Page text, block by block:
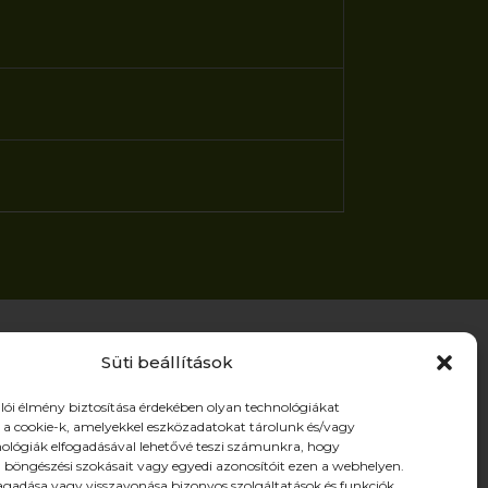
Süti beállítások
élmény biztosítása érdekében olyan technológiákat
cookie-k, amelyekkel eszközadatokat tárolunk és/vagy
elfogadásával lehetővé teszi számunkra, hogy
szokásait vagy egyedi azonosítóit ezen a webhelyen.